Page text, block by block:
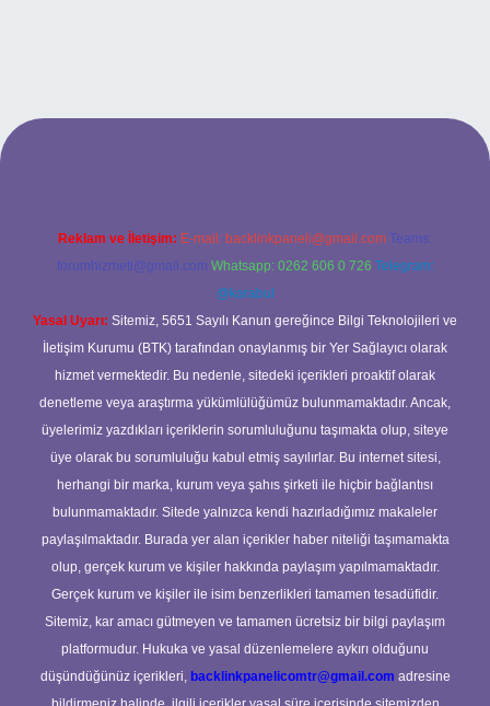
www.hiltonbetx.org/
Reklam ve İletişim: E-mail: backlinkpaneli@gmail.com Teams:
forumhizmeti@gmail.com Whatsapp: 0262 606 0 726 Telegram:
@karabul
Yasal Uyarı: Sitemiz, 5651 Sayılı Kanun gereğince Bilgi Teknolojileri ve
İletişim Kurumu (BTK) tarafından onaylanmış bir Yer Sağlayıcı olarak
hizmet vermektedir. Bu nedenle, sitedeki içerikleri proaktif olarak
denetleme veya araştırma yükümlülüğümüz bulunmamaktadır. Ancak,
üyelerimiz yazdıkları içeriklerin sorumluluğunu taşımakta olup, siteye
üye olarak bu sorumluluğu kabul etmiş sayılırlar. Bu internet sitesi,
herhangi bir marka, kurum veya şahıs şirketi ile hiçbir bağlantısı
bulunmamaktadır. Sitede yalnızca kendi hazırladığımız makaleler
paylaşılmaktadır. Burada yer alan içerikler haber niteliği taşımamakta
olup, gerçek kurum ve kişiler hakkında paylaşım yapılmamaktadır.
Gerçek kurum ve kişiler ile isim benzerlikleri tamamen tesadüfidir.
Sitemiz, kar amacı gütmeyen ve tamamen ücretsiz bir bilgi paylaşım
platformudur. Hukuka ve yasal düzenlemelere aykırı olduğunu
düşündüğünüz içerikleri, backlinkpanelicomtr@gmail.com adresine